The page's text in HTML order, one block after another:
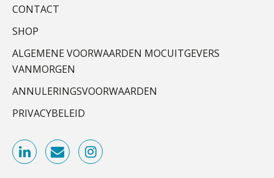
CONTACT
SHOP
ALGEMENE VOORWAARDEN MOCUITGEVERS
VANMORGEN
ANNULERINGSVOORWAARDEN
PRIVACYBELEID